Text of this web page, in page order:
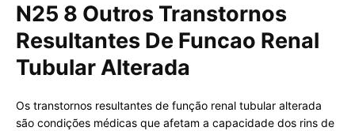
N25 8 Outros Transtornos
Resultantes De Funcao Renal
Tubular Alterada
Os transtornos resultantes de função renal tubular alterada
são condições médicas que afetam a capacidade dos rins de